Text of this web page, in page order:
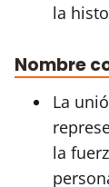
la
Nombre
La
la